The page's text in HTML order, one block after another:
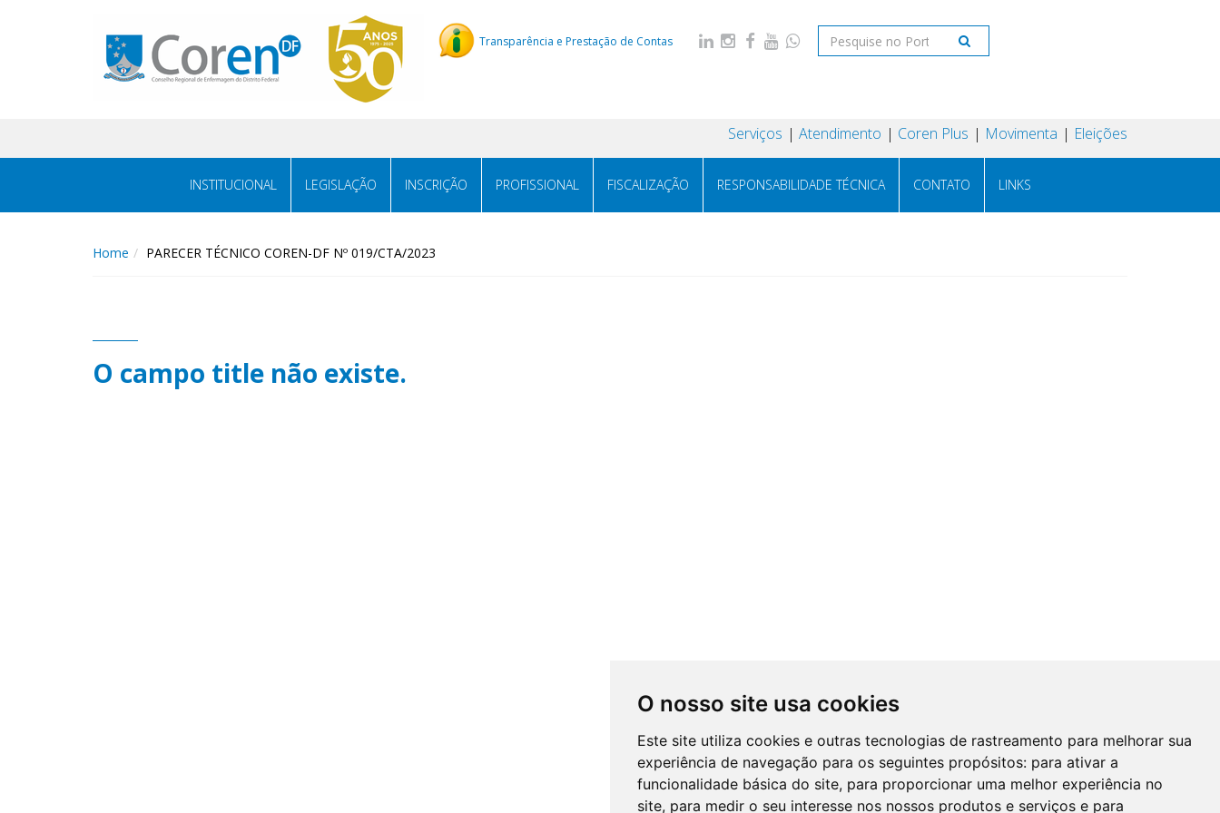
O nosso site usa cookies
Este site utiliza cookies e outras tecnologias de rastreamento para melhorar sua
experiência de navegação para os seguintes propósitos: para ativar a
funcionalidade básica do site, para proporcionar uma melhor experiência no
site, para medir o seu interesse nos nossos produtos e serviços e para
Transparência e Prestação de Contas
Serviços Atendimento Coren Plus Movimenta Eleições
INSTITUCIONAL LEGISLAÇÃO INSCRIÇÃO PROFISSIONAL FISCALIZAÇÃO RESPONSABILIDADE TÉCNICA CONTATO LINKS
Home PARECER TÉCNICO COREN-DF Nº 019/CTA/2023
O campo title não existe.